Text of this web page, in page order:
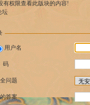
有权限查看此版块的内容!
坛
用户名
码
问题
答案